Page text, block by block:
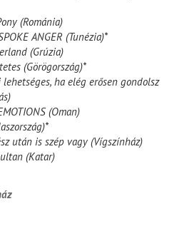
(Románia)
ANGER (Tunézia)*
(Grúzia)
(Görögország)*
ha elég erősen gondolsz
(Oman)
után is szép vagy (Vígszínház)
(Katar)